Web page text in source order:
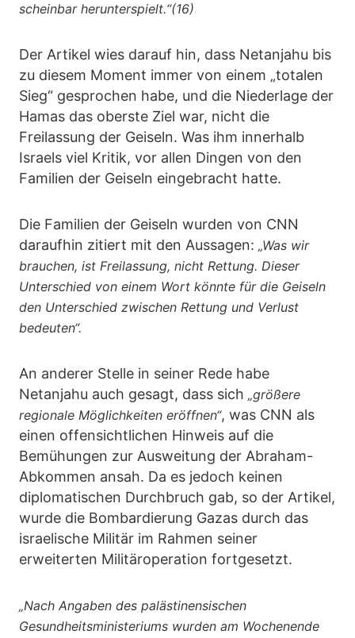
scheinbar herunterspielt.“(16)
Der Artikel wies darauf hin, dass Netanjahu bis
zu diesem Moment immer von einem „totalen
Sieg“ gesprochen habe, und die Niederlage der
Hamas das oberste Ziel war, nicht die
Freilassung der Geiseln. Was ihm innerhalb
Israels viel Kritik, vor allen Dingen von den
Familien der Geiseln eingebracht hatte.
Die Familien der Geiseln wurden von CNN
daraufhin zitiert mit den Aussagen: „Was wir
brauchen, ist Freilassung, nicht Rettung. Dieser
Unterschied von einem Wort könnte für die Geiseln
den Unterschied zwischen Rettung und Verlust
bedeuten“.
An anderer Stelle in seiner Rede habe
Netanjahu auch gesagt, dass sich „größere
regionale Möglichkeiten eröffnen“, was CNN als
einen offensichtlichen Hinweis auf die
Bemühungen zur Ausweitung der Abraham-
Abkommen ansah. Da es jedoch keinen
diplomatischen Durchbruch gab, so der Artikel,
wurde die Bombardierung Gazas durch das
israelische Militär im Rahmen seiner
erweiterten Militäroperation fortgesetzt.
„Nach Angaben des palästinensischen
Gesundheitsministeriums wurden am Wochenende